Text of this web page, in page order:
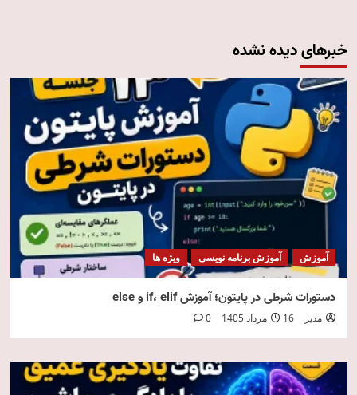
خبرهای دیده نشده
آموزش آموزش برنامه نویسی ویژه ها
دستورات شرطی در پایتون؛ آموزش if، elif و else
مدیر 16 مرداد 1405 0